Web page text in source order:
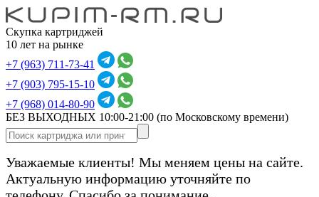
Скупка картриджей
10 лет на рынке
+7 (963) 711-73-41
+7 (903) 795-15-10
+7 (968) 014-80-90
БЕЗ ВЫХОДНЫХ 10:00-21:00 (по Московскому времени)
Уважаемые клиенты! Мы меняем цены на сайте.
Актуальную информацию уточняйте по